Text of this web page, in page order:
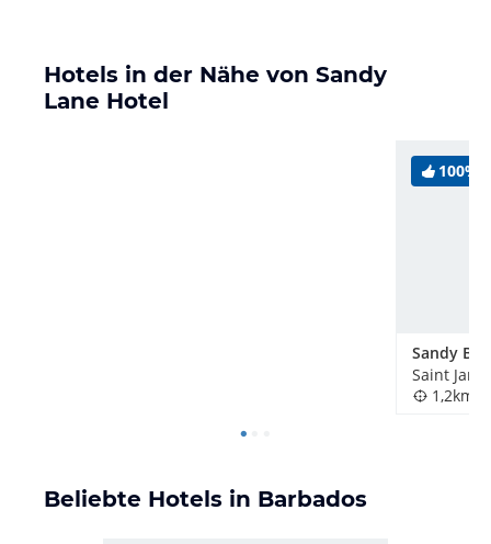
Hotels in der Nähe von Sandy
Lane Hotel
100%
Saint
1,2km
Beliebte Hotels in Barbados